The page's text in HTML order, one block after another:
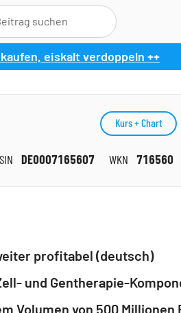
eiskalt verdoppeln ++
DE0007165607 WKN 716560
Kurs + Chart
profitabel (deutsch)
und Gentherapie-
Volumen von 500 Millionen